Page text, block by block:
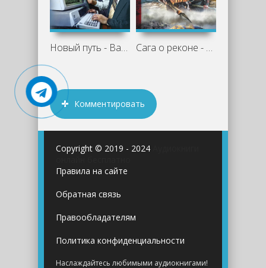
Новый путь - Валерий Большаков Сага о реконе - Валерий Большаков
Комментировать
Copyright © 2019 - 2024
Правила на сайте
Обратная связь
Правообладателям
Политика конфиденциальности
Наслаждайтесь любимыми аудиокнигами!